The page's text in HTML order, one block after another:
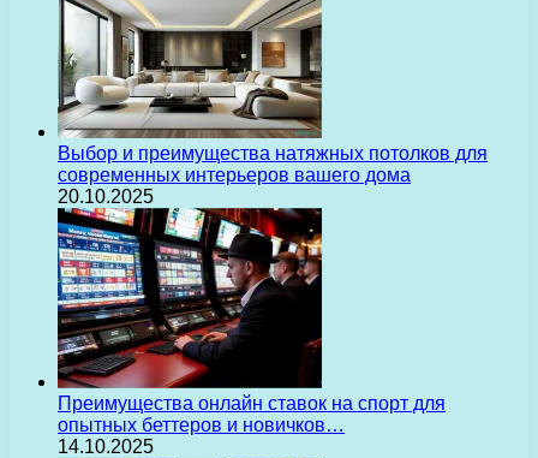
Выбор и преимущества натяжных потолков для
современных интерьеров вашего дома
20.10.2025
Преимущества онлайн ставок на спорт для
опытных беттеров и новичков…
14.10.2025